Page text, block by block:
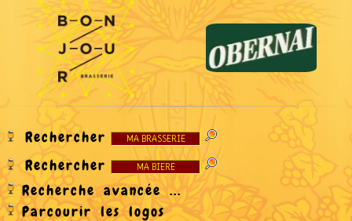
Rechercher
Rechercher
Recherche avancée ...
Parcourir les logos